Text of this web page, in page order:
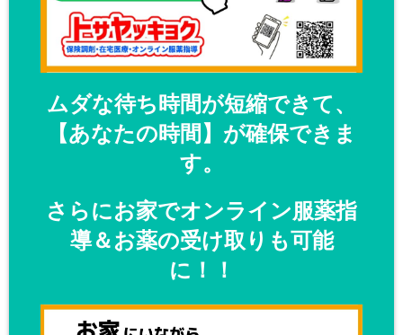
ムダな待ち時間が短縮できて、
【あなたの時間】が確保できま
す。
さらにお家でオンライン服薬指
導＆お薬の受け取りも可能
に！！